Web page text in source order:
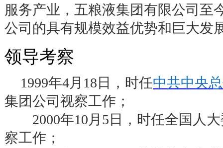
服务产业，五粮液集团有限公司至
公司的具有规模效益优势和巨大发
领导考察
1999年4月 18 日，时任中共中央
集团公司视察工作；
2000年10月 5 日，时任全国人
察工作；